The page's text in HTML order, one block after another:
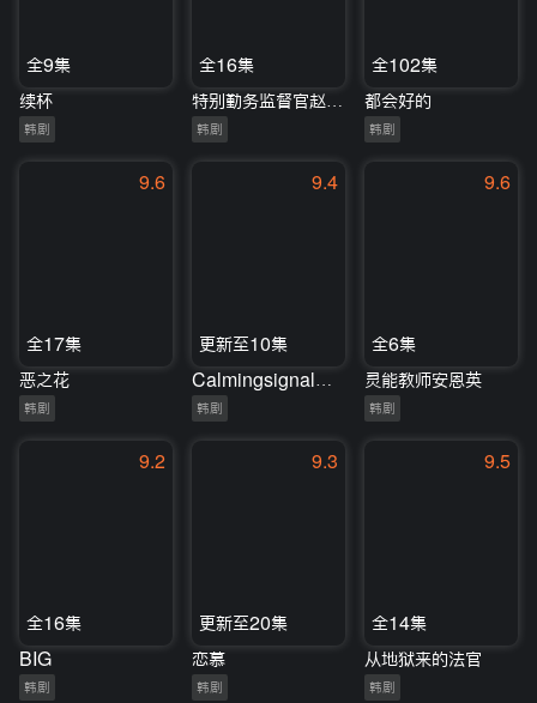
全9集
续杯
韩剧
全16集
特别勤务监督官赵昌风
韩剧
全102集
都会好的
韩剧
9.6
全17集
恶之花
韩剧
9.4
更新至10集
韩剧
9.6
全6集
灵能教师安恩英
韩剧
9.2
全16集
BIG
韩剧
9.3
更新至20集
恋慕
韩剧
9.5
全14集
从地狱来的法官
韩剧